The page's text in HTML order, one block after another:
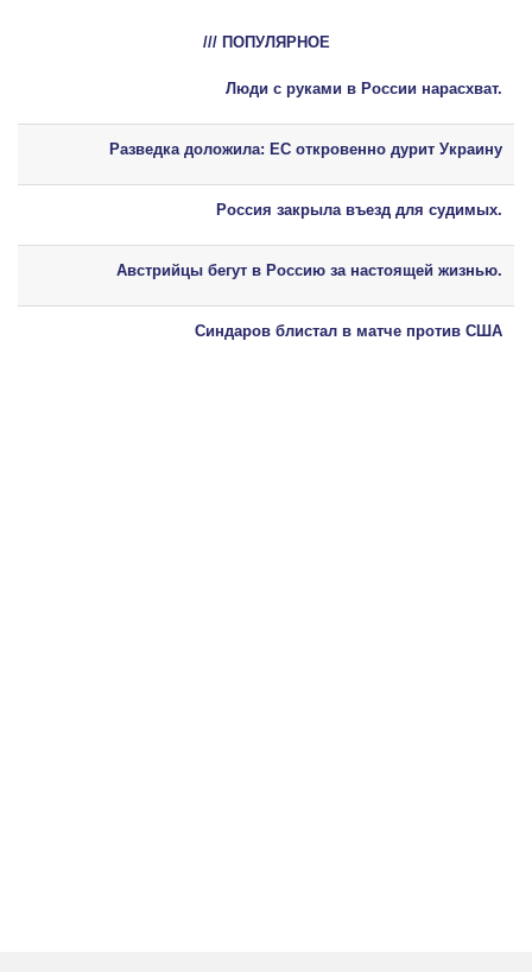
/// ПОПУЛЯРНОЕ
Люди с руками в России нарасхват.
Разведка доложила: ЕС откровенно дурит Украину
Россия закрыла въезд для судимых.
Австрийцы бегут в Россию за настоящей жизнью.
Синдаров блистал в матче против США